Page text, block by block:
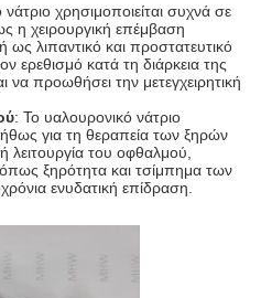
χρησιμοποιείται συχνά σε
η χειρουργική επέμβαση
ως λιπαντικό και προστατευτικό
ερεθισμό κατά τη διάρκεια της
να προωθήσει την μετεγχειρητική
: Το υαλουρονικό νάτριο
για τη θεραπεία των ξηρών
λειτουργία του οφθαλμού,
ξηρότητα και τσίμπημα των
ενυδατική επίδραση.